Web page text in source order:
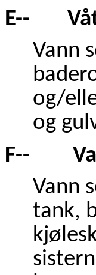
E--
Vann
og/
og
F--
Vann
tank,